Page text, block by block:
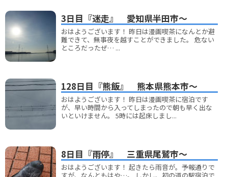
3日目『迷走』 愛知県半田市～
おはようございます！ 昨日は漫画喫茶になんとか避
難できて、無事夜を越すことができました。 危ない
ところだったぜ… ...
128日目『熊飯』 熊本県熊本市～
おはようございます！ 昨日は漫画喫茶に宿泊です
が、早い時間から入ってしまったので朝も早く出な
いといけません。 5時には起床しまし...
8日目『雨停』 三重県尾鷲市～
おはようございます！ 起きたら雨音が。予報通りで